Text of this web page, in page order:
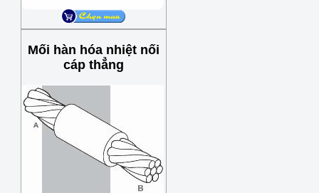
Mối hàn hóa nhiệt nối
cáp thẳng